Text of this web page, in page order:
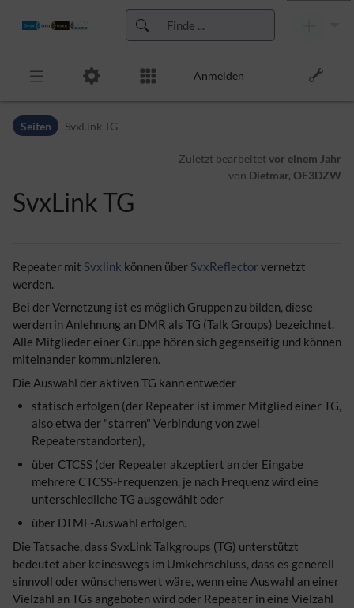
Zur Hauptnavigation
Anmelden
Seiten SvxLink TG
Zuletzt bearbeitetvor einem Jahr
von Dietmar, OE3DZW
SvxLink TG
Repeater mit Svxlink können über SvxReflectorvernetzt
werden.
Bei der Vernetzung ist es möglich Gruppen zu bilden, diese
werden in Anlehnung an DMR als TG (Talk Groups) bezeichnet.
Alle Mitglieder einer Gruppe hören sich gegenseitig und können
miteinander kommunizieren.
Die Auswahl der aktiven TG kann entweder
statisch erfolgen (der Repeater ist immer Mitglied einer TG,
also etwa der "starren" Verbindung von zwei
Repeaterstandorten),
über CTCSS (der Repeater akzeptiert an der Eingabe
mehrere CTCSS-Frequenzen, je nach Frequenz wird eine
unterschiedliche TG ausgewählt oder
über DTMF-Auswahl erfolgen.
Die Tatsache, dass SvxLink Talkgroups (TG) unterstützt
bedeutet aber keineswegs im Umkehrschluss, dass es generell
sinnvoll oder wünschenswert wäre, wenn eine Auswahl an einer
Vielzahl an TGs angeboten wird oder Repeater in eine Vielzahl